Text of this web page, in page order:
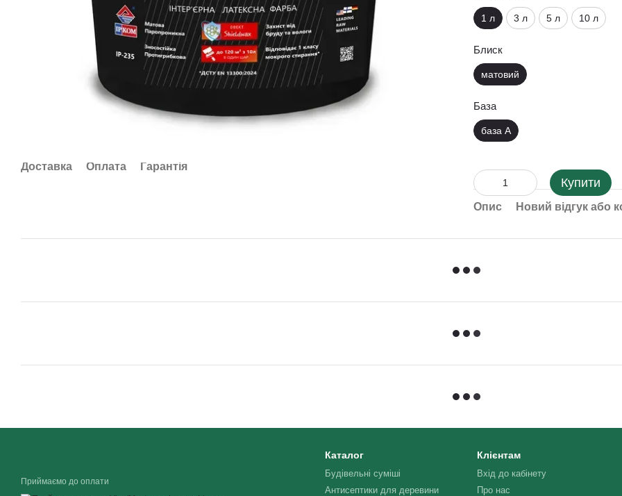
Доставка Оплата Гарантія
1 л 3 л 5 л 10 л
Блиск
матовий
База
база A
Купити
Опис Новий відгук або
Приймаємо до оплати
Каталог
Будівельні суміші
Антисептики для деревини
Клієнтам
Вхід до кабінету
Про нас